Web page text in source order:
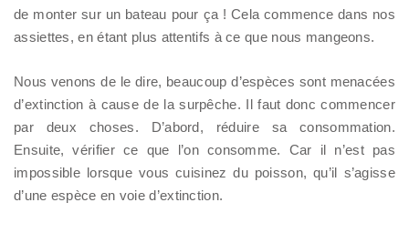
de monter sur un bateau pour ça ! Cela commence dans nos
assiettes, en étant plus attentifs à ce que nous mangeons.
Nous venons de le dire, beaucoup d’espèces sont menacées
d’extinction à cause de la surpêche. Il faut donc commencer
par deux choses. D’abord, réduire sa consommation.
Ensuite, vérifier ce que l’on consomme. Car il n’est pas
impossible lorsque vous cuisinez du poisson, qu’il s’agisse
d’une espèce en voie d’extinction.